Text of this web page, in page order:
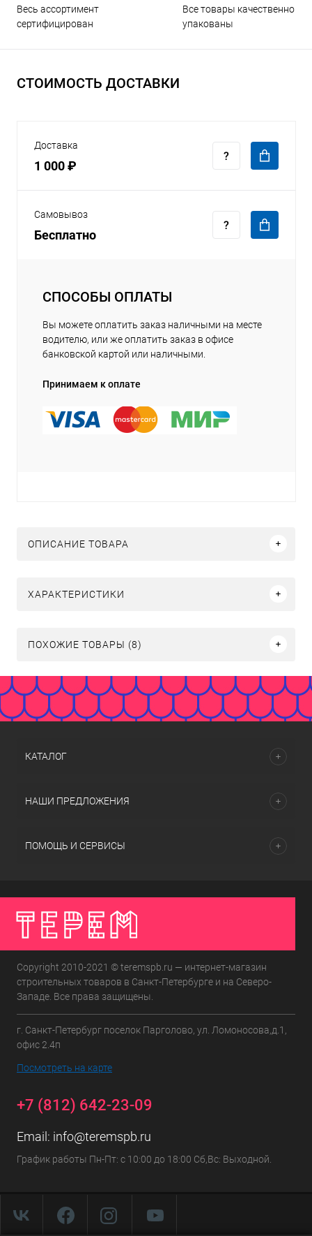
Весь ассортимент
сертифицирован
Все товары качественно
упакованы
СТОИМОСТЬ ДОСТАВКИ
Доставка
1 000 ₽
Самовывоз
Бесплатно
СПОСОБЫ ОПЛАТЫ
Вы можете оплатить заказ наличными на месте
водителю, или же оплатить заказ в офисе
банковской картой или наличными.
Принимаем к оплате
ОПИСАНИЕ ТОВАРА
ХАРАКТЕРИСТИКИ
ПОХОЖИЕ ТОВАРЫ (8)
КАТАЛОГ
НАШИ ПРЕДЛОЖЕНИЯ
ПОМОЩЬ И СЕРВИСЫ
Copyright 2010-2021 © teremspb.ru — интернет-магазин
строительных товаров в Санкт-Петербурге и на Северо-
Западе. Все права защищены.
г. Санкт-Петербург поселок Парголово, ул. Ломоносова,д.1,
офис 2.4п
Посмотреть на карте
+7 (812) 642-23-09
Email: info@teremspb.ru
График работы Пн-Пт: с 10:00 до 18:00 Сб,Вс: Выходной.